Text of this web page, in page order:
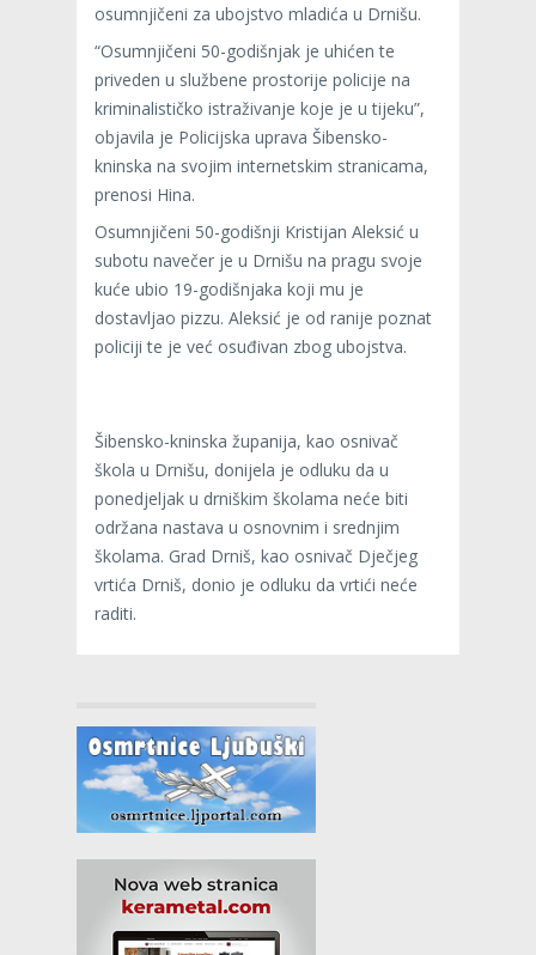
osumnjičeni za ubojstvo mladića u Drnišu.
“Osumnjičeni 50-godišnjak je uhićen te
priveden u službene prostorije policije na
kriminalističko istraživanje koje je u tijeku”,
objavila je Policijska uprava Šibensko-
kninska na svojim internetskim stranicama,
prenosi Hina.
Osumnjičeni 50-godišnji Kristijan Aleksić u
subotu navečer je u Drnišu na pragu svoje
kuće ubio 19-godišnjaka koji mu je
dostavljao pizzu. Aleksić je od ranije poznat
policiji te je već osuđivan zbog ubojstva.
Šibensko-kninska županija, kao osnivač
škola u Drnišu, donijela je odluku da u
ponedjeljak u drniškim školama neće biti
održana nastava u osnovnim i srednjim
školama. Grad Drniš, kao osnivač Dječjeg
vrtića Drniš, donio je odluku da vrtići neće
raditi.